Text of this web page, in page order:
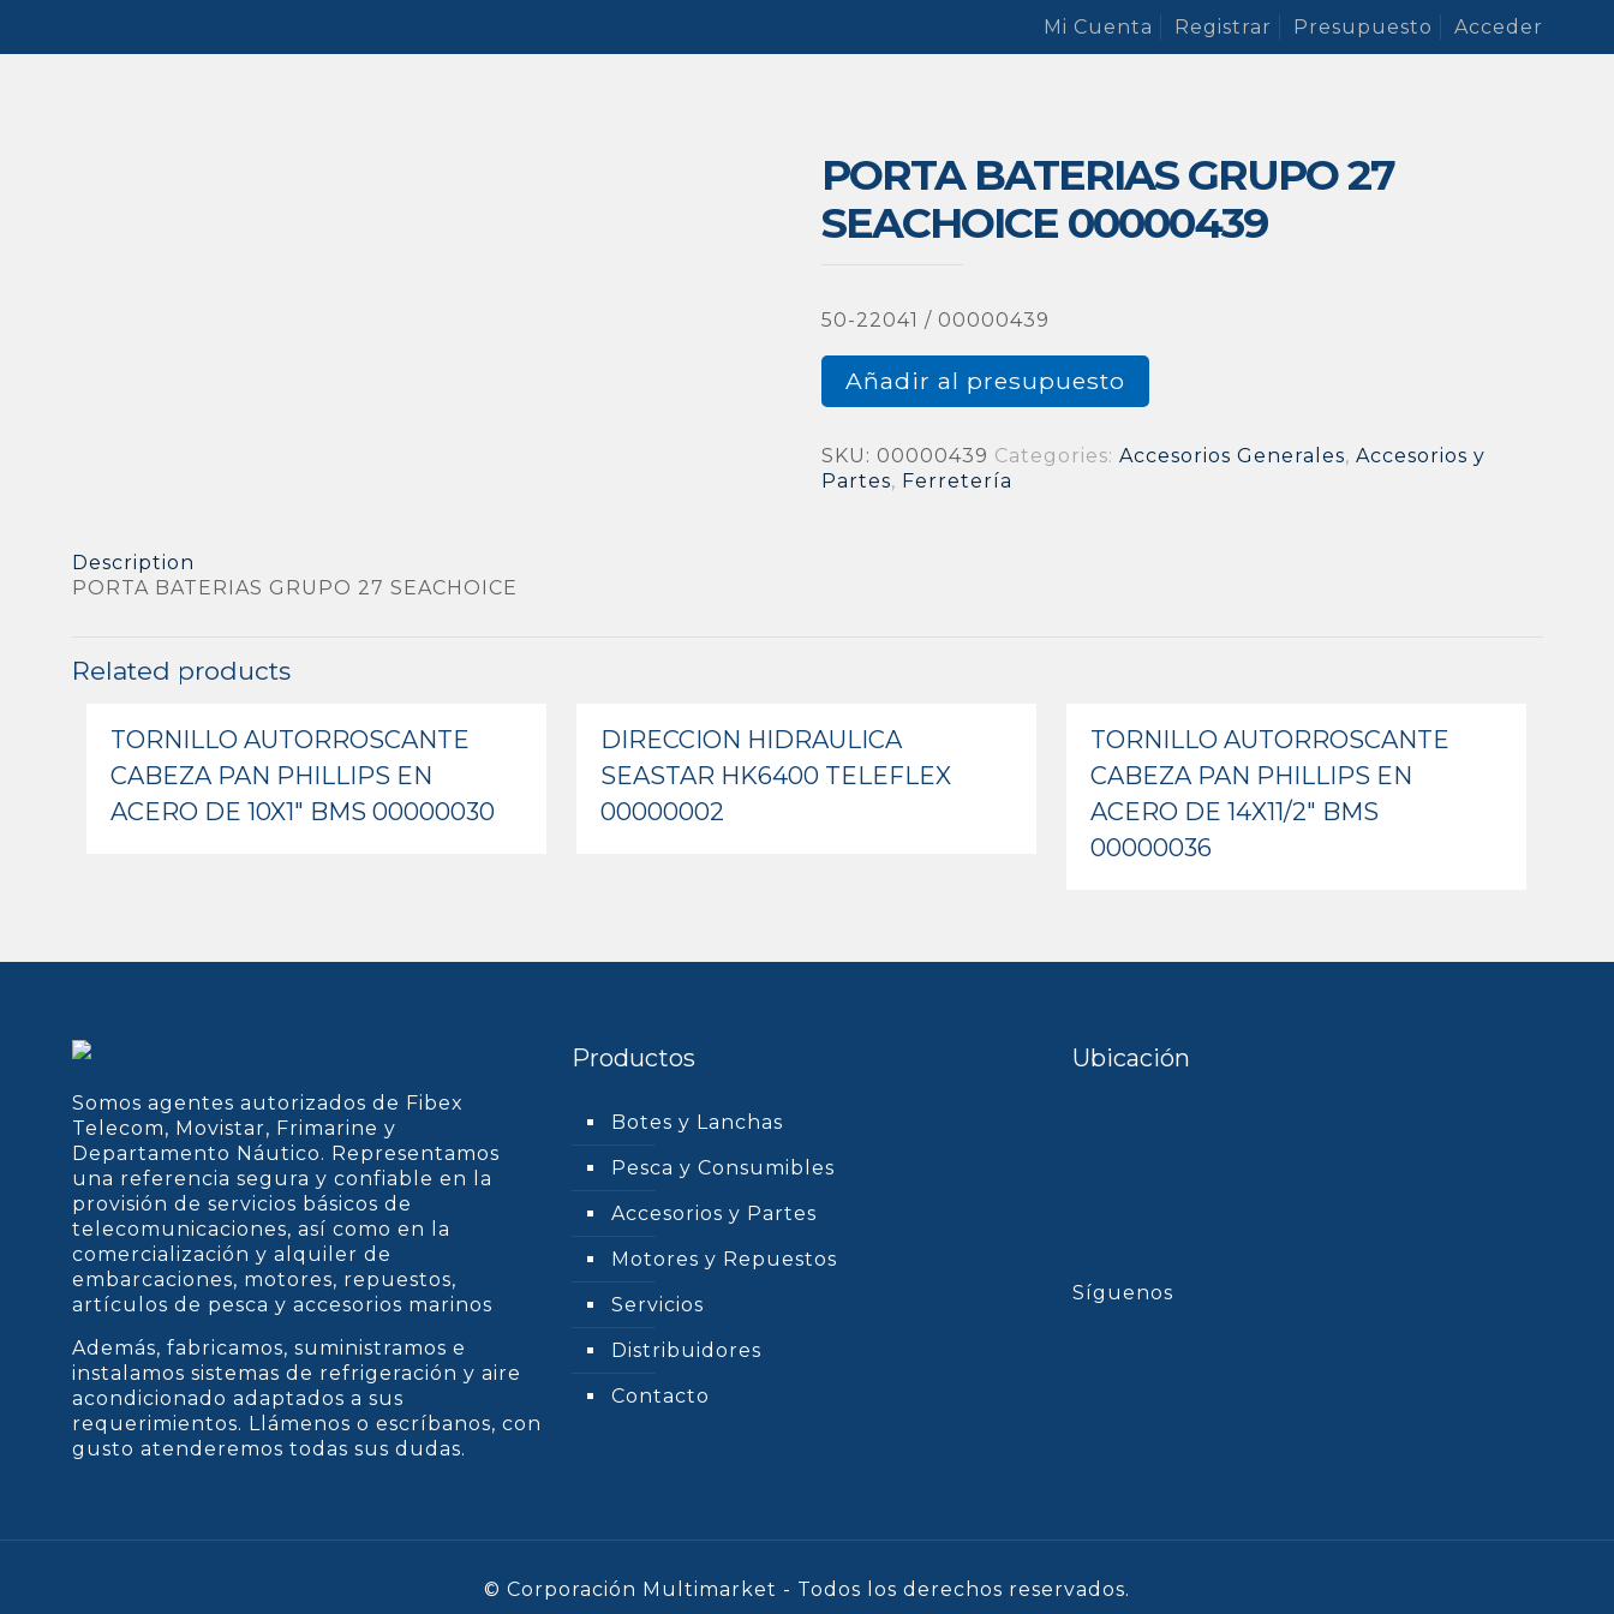
Mi Cuenta Registrar Presupuesto Acceder
PORTA BATERIAS GRUPO 27
SEACHOICE 00000439
50-22041 / 00000439
Añadir al presupuesto
SKU: 00000439 Categories:Accesorios Generales,Accesorios y
Partes, Ferretería
Description
PORTA BATERIAS GRUPO 27 SEACHOICE
Related products
TORNILLO AUTORROSCANTE
CABEZA PAN PHILLIPS EN
ACERO DE 10X1″ BMS 00000030
DIRECCION HIDRAULICA
SEASTAR HK6400 TELEFLEX
00000002
TORNILLO AUTORROSCANTE
CABEZA PAN PHILLIPS EN
ACERO DE 14X11/2″ BMS
00000036
Somos agentes autorizados de Fibex
Telecom, Movistar, Frimarine y
Departamento Náutico. Representamos
una referencia segura y confiable en la
provisión de servicios básicos de
telecomunicaciones, así como en la
comercialización y alquiler de
embarcaciones, motores, repuestos,
artículos de pesca y accesorios marinos
Además, fabricamos, suministramos e
instalamos sistemas de refrigeración y aire
acondicionado adaptados a sus
requerimientos. Llámenos o escríbanos, con
gusto atenderemos todas sus dudas.
Productos
Botes y Lanchas
Pesca y Consumibles
Accesorios y Partes
Motores y Repuestos
Servicios
Distribuidores
Contacto
Ubicación
Síguenos
© Corporación Multimarket - Todos los derechos reservados.